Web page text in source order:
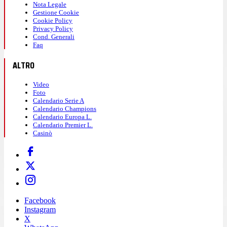
Nota Legale
Gestione Cookie
Cookie Policy
Privacy Policy
Cond. Generali
Faq
ALTRO
Video
Foto
Calendario Serie A
Calendario Champions
Calendario Europa L.
Calendario Premier L.
Casinò
Facebook
Instagram
X